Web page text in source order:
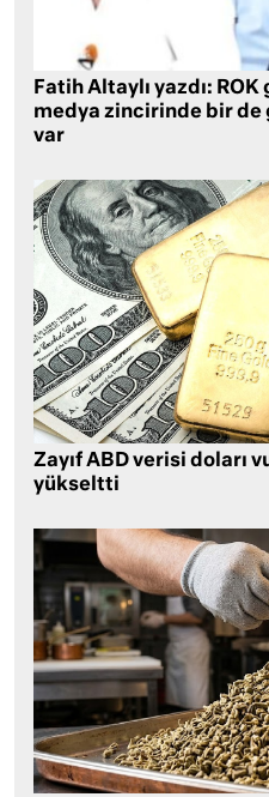
Fatih Altaylı yazdı:
medya zincirinde bir de
var
Zayıf ABD verisi doları
yükseltti